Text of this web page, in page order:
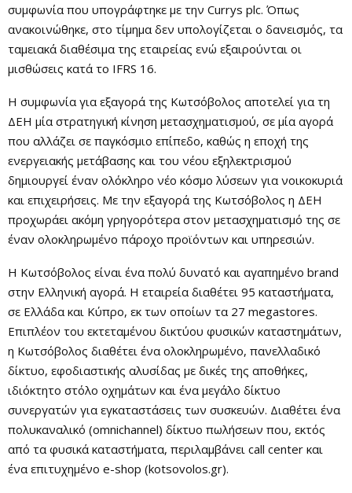
συμφωνία που υπογράφτηκε με την Currys plc. Όπως
ανακοινώθηκε, στο τίμημα δεν υπολογίζεται ο δανεισμός, τα
ταμειακά διαθέσιμα της εταιρείας ενώ εξαιρούνται οι
μισθώσεις κατά το IFRS 16.
Η συμφωνία για εξαγορά της Κωτσόβολος αποτελεί για τη
ΔΕΗ μία στρατηγική κίνηση μετασχηματισμού, σε μία αγορά
που αλλάζει σε παγκόσμιο επίπεδο, καθώς η εποχή της
ενεργειακής μετάβασης και του νέου εξηλεκτρισμού
δημιουργεί έναν ολόκληρο νέο κόσμο λύσεων για νοικοκυριά
και επιχειρήσεις. Με την εξαγορά της Κωτσόβολος η ΔΕΗ
προχωράει ακόμη γρηγορότερα στον μετασχηματισμό της σε
έναν ολοκληρωμένο πάροχο προϊόντων και υπηρεσιών.
Η Κωτσόβολος είναι ένα πολύ δυνατό και αγαπημένο brand
στην Ελληνική αγορά. Η εταιρεία διαθέτει 95 καταστήματα,
σε Ελλάδα και Κύπρο, εκ των οποίων τα 27 megastores.
Επιπλέον του εκτεταμένου δικτύου φυσικών καταστημάτων,
η Κωτσόβολος διαθέτει ένα ολοκληρωμένο, πανελλαδικό
δίκτυο, εφοδιαστικής αλυσίδας με δικές της αποθήκες,
ιδιόκτητο στόλο οχημάτων και ένα μεγάλο δίκτυο
συνεργατών για εγκαταστάσεις των συσκευών. Διαθέτει ένα
πολυκαναλικό (omnichannel) δίκτυο πωλήσεων που, εκτός
από τα φυσικά καταστήματα, περιλαμβάνει call center και
ένα επιτυχημένο e-shop (kotsovolos.gr).